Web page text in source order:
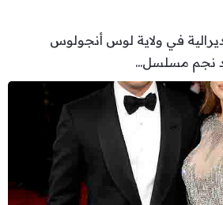
في ولاية لوس أنجولوس
نجم مسلسل...